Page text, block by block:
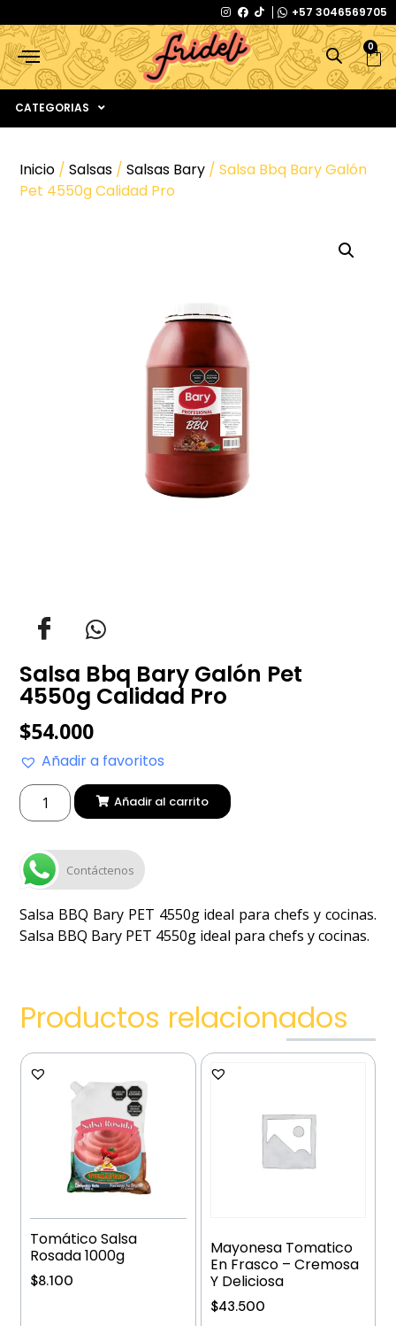
+57 3046569705
0
CATEGORIAS
Inicio /Salsas /Salsas Bary / Salsa Bbq Bary Galón
Pet 4550g Calidad Pro
Salsa Bbq Bary Galón Pet
4550g Calidad Pro
$54.000
Añadir a favoritos
Añadir al carrito
Contáctenos
Salsa BBQ Bary PET 4550g ideal para chefs y cocinas.
Salsa BBQ Bary PET 4550g ideal para chefs y cocinas.
Productos relacionados
Tomático Salsa
Rosada 1000g
$8.100
Mayonesa Tomatico
En Frasco – Cremosa
Y Deliciosa
$43.500